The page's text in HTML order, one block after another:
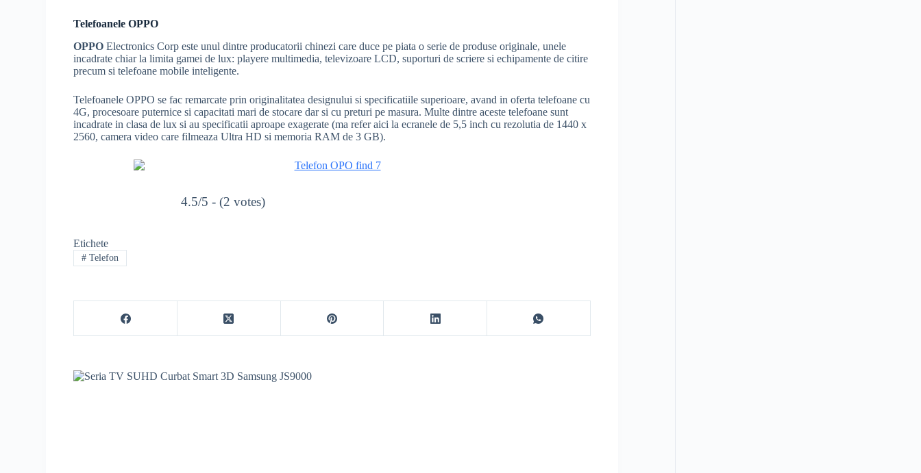
Telefoanele OPPO
OPPO Electronics Corp este unul dintre producatorii chinezi care duce pe piata o serie de produse originale, unele
incadrate chiar la limita gamei de lux: playere multimedia, televizoare LCD, suporturi de scriere si echipamente de citire
precum si telefoane mobile inteligente.
Telefoanele OPPO se fac remarcate prin originalitatea designului si specificatiile superioare, avand in oferta telefoane cu
4G, procesoare puternice si capacitati mari de stocare dar si cu preturi pe masura. Multe dintre aceste telefoane sunt
incadrate in clasa de lux si au specificatii aproape exagerate (ma refer aici la ecranele de 5,5 inch cu rezolutia de 1440 x
2560, camera video care filmeaza Ultra HD si memoria RAM de 3 GB).
4.5/5 - (2 votes)
Etichete
# Telefon